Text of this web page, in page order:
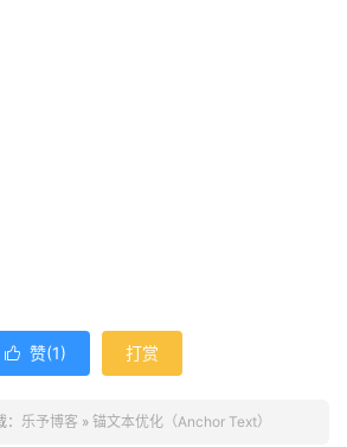
 赞(1) 打赏
乐予博客 » 锚文本优化（Anchor Text）